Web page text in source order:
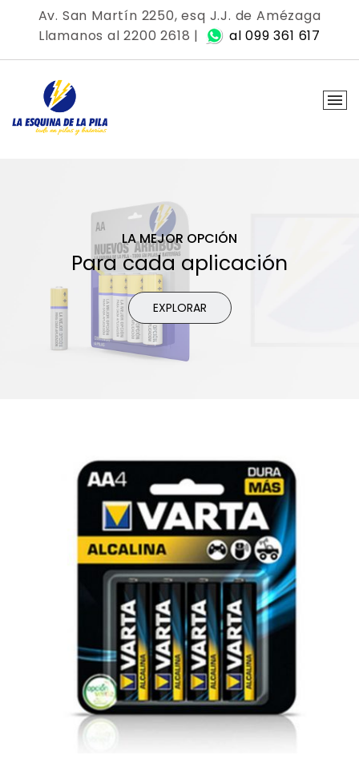
Av. San Martín 2250, esq J.J. de Amézaga
Llamanos al 2200 2618 |
al 099 361 617
LA MEJOR OPCIÓN
Para cada aplicación
EXPLORAR